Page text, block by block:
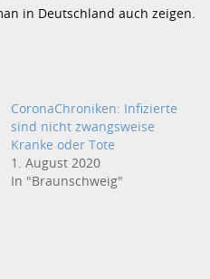
in Deutschland auch zeigen.
CoronaChroniken: Infizierte
sind nicht zwangsweise
Kranke oder Tote
1. August 2020
In "Braunschweig"